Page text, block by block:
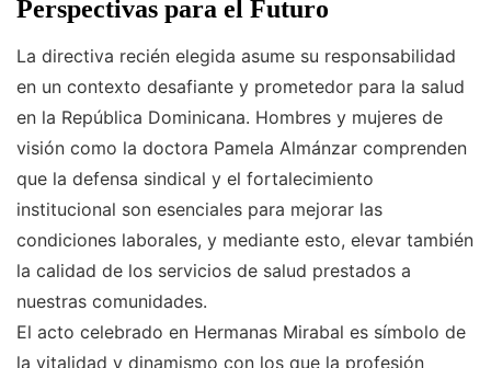
Perspectivas para el Futuro
La directiva recién elegida asume su responsabilidad
en un contexto desafiante y prometedor para la salud
en la República Dominicana. Hombres y mujeres de
visión como la doctora Pamela Almánzar comprenden
que la defensa sindical y el fortalecimiento
institucional son esenciales para mejorar las
condiciones laborales, y mediante esto, elevar también
la calidad de los servicios de salud prestados a
nuestras comunidades.
El acto celebrado en Hermanas Mirabal es símbolo de
la vitalidad y dinamismo con los que la profesión